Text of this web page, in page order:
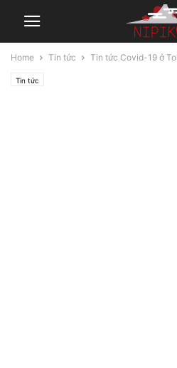
Home Tin tức Tin tức Covid-19 ở
Tin tức